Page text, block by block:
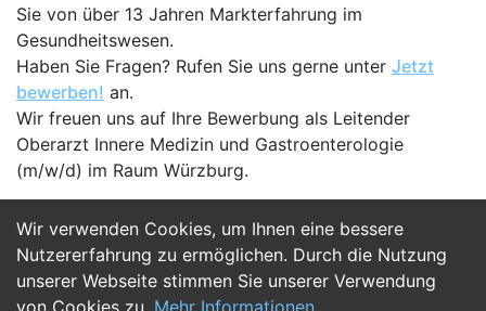
Wir verwenden Cookies, um Ihnen eine bessere
Nutzererfahrung zu ermöglichen. Durch die Nutzung
unserer Webseite stimmen Sie unserer Verwendung
von Cookies zu. Mehr Informationen
Sie von über 13 Jahren Markterfahrung im
Gesundheitswesen.
Haben Sie Fragen? Rufen Sie uns gerne unter Jetzt
bewerben! an.
Wir freuen uns auf Ihre Bewerbung als Leitender
Oberarzt Innere Medizin und Gastroenterologie
(m/w/d) im Raum Würzburg.
Jetzt Bewerben